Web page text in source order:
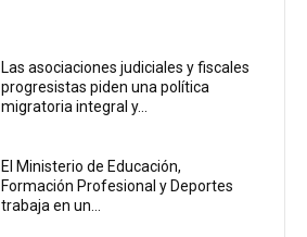
Las asociaciones judiciales y fiscales
progresistas piden una política
migratoria integral y...
El Ministerio de Educación,
Formación Profesional y Deportes
trabaja en un...